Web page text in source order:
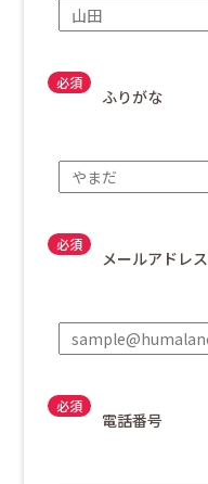
ふりがな
メールアドレス
電話番号